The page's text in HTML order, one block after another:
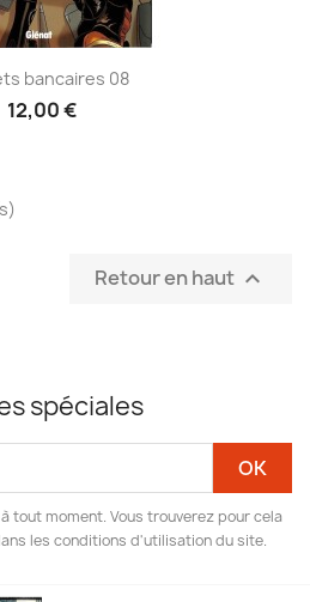
bancaires 08
12,00 €
Retour en haut 
spéciales
tout moment. Vous trouverez pour cela
les conditions d'utilisation du site.